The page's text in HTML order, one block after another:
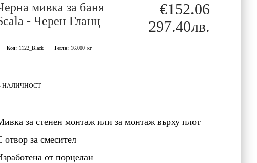
мивка за баня
- Черен Гланц
€152.06
297.40лв.
Код: 1122_Black Тегло: 16.000 кг
НАЛИЧНОСТ
за стенен монтаж или за монтаж върху плот
отвор за смесител
от порцелан